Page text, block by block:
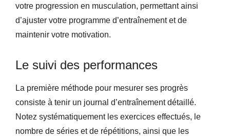
votre progression en musculation, permettant ainsi
d’ajuster votre programme d’entraînement et de
maintenir votre motivation.
Le suivi des performances
La première méthode pour mesurer ses progrès
consiste à tenir un journal d’entraînement détaillé.
Notez systématiquement les exercices effectués, le
nombre de séries et de répétitions, ainsi que les